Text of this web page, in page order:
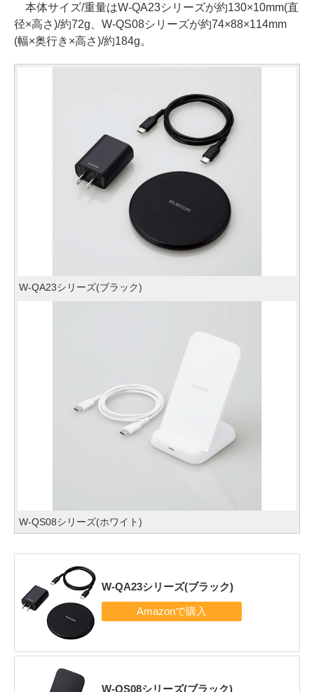
本体サイズ/重量はW-QA23シリーズが約130×10mm(直
径×高さ)/約72g、W-QS08シリーズが約74×88×114mm
(幅×奥行き×高さ)/約184g。
W-QA23シリーズ(ブラック)
W-QS08シリーズ(ホワイト)
W-QA23シリーズ(ブラック)
W-QS08シリーズ(ブラック)